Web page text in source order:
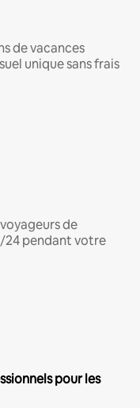
de vacances
unique sans frais
de
24 pendant votre
pour les